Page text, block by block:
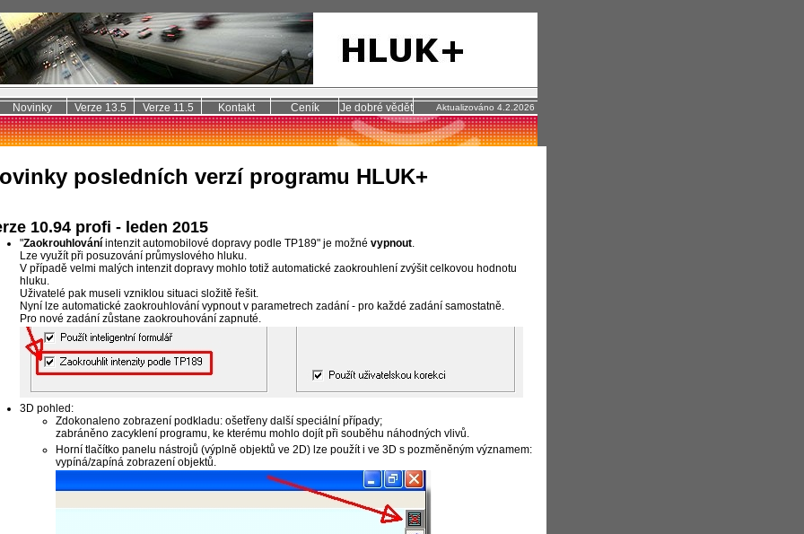
Novinky Verze 13.5 Verze 11.5 Kontakt Ceník Je dobré vědět Aktualizováno 4.2.2026
posledních verzí programu HLUK+
10.94 profi - leden 2015
"Zaokrouhlováníintenzit automobilové dopravy podle TP189" je možné vypnout.
Lze využít při posuzování průmyslového hluku.
V případě velmi malých intenzit dopravy mohlo totiž automatické zaokrouhlení zvýšit celkovou hodnotu
hluku.
Uživatelé pak museli vzniklou situaci složitě řešit.
Nyní lze automatické zaokrouhlování vypnout v parametrech zadání - pro každé zadání samostatně.
Pro nové zadání zůstane zaokrouhování zapnuté.
3D pohled:
Zdokonaleno zobrazení podkladu: ošetřeny další speciální případy;
zabráněno zacyklení programu, ke kterému mohlo dojít při souběhu náhodných vlivů.
Horní tlačítko panelu nástrojů (výplně objektů ve 2D) lze použít i ve 3D s pozměněným významem:
vypíná/zapíná zobrazení objektů.